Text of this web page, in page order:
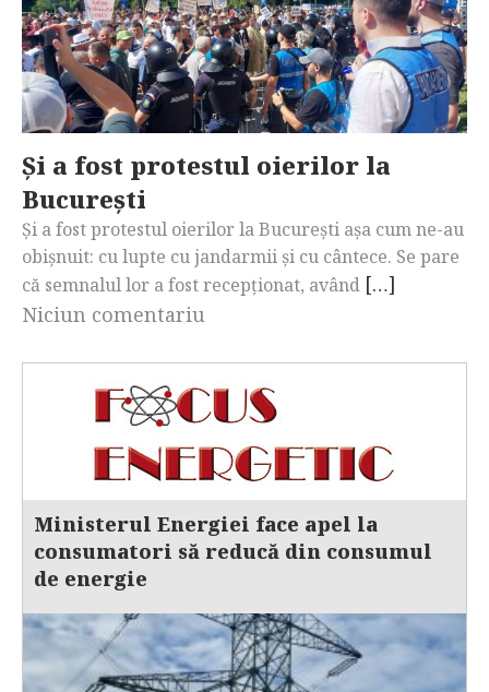
Și a fost protestul oierilor la
București
Și a fost protestul oierilor la București așa cum ne-au
obișnuit: cu lupte cu jandarmii și cu cântece. Se pare
că semnalul lor a fost recepționat, având […]
Niciun comentariu
Ministerul Energiei face apel la
consumatori să reducă din consumul
de energie